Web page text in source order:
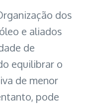
dos
e aliados
de
equilibrar o
de menor
pode